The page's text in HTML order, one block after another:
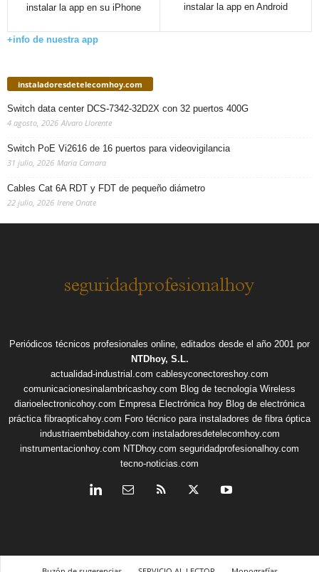
instalar la app en su iPhone
instalar la app en Android
+info de nuestra app
instaladoresdetelecomhoy.com
Switch data center DCS-7342-32D2X con 32 puertos 400G
4 agosto, 2026 Alvaro Llorente
Switch PoE Vi2616 de 16 puertos para videovigilancia
31 julio, 2026 Maria Camara
Cables Cat 6A RDT y FDT de pequeño diámetro
22 julio, 2026 Irene Onate
Periódicos técnicos profesionales online, editados desde el año 2001 por
NTDhoy, S.L.
actualidad-industrial.com cablesyconectoreshoy.com
comunicacionesinalambricashoy.com Blog de tecnología Wireless
diarioelectronicohoy.com Empresa Electrónica hoy Blog de electrónica
práctica fibraopticahoy.com Foro técnico para instaladores de fibra óptica
industriaembebidahoy.com instaladoresdetelecomhoy.com
instrumentacionhoy.com NTDhoy.com seguridadprofesionalhoy.com
tecno-noticias.com